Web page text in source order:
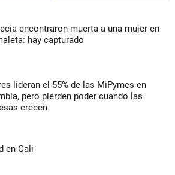
encontraron muerta a una mujer en
hay capturado
lideran el 55% de las MiPymes en
pero pierden poder cuando las
crecen
en Cali